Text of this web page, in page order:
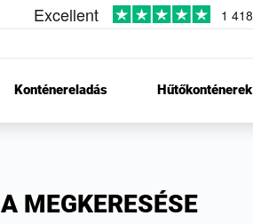
Konténereladás Hűtőkonténerek
MEGKERESÉSE